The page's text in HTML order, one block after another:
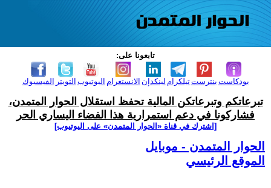
تابعونا على:
الفيسبوك التويتر اليوتيوب الانستغرام لينكدإن تيلكرامبنترست بودكاست
تبرعاتكم وتبرعاتكن المالية تحفظ استقلال الحوار المتمدن،
فشاركونا في دعم استمرارية هذا الفضاء اليساري الحر
[اشترك في قناة ‫«الحوار المتمدن» على اليوتيوب]
الحوار المتمدن - موبايل
الموقع الرئيسي